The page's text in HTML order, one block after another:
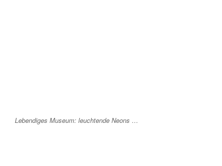
Lebendiges Museum: leuchtende Neons …